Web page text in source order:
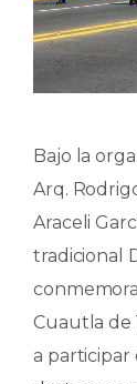
Bajo la
Arq.
Araceli
tradicional
Cuautla de
a